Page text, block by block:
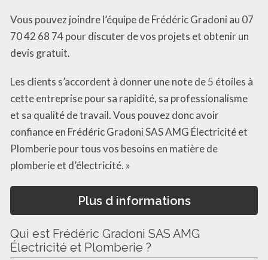
Vous pouvez joindre l’équipe de Frédéric Gradoni au 07
70 42 68 74 pour discuter de vos projets et obtenir un
devis gratuit.
Les clients s’accordent à donner une note de 5 étoiles à
cette entreprise pour sa rapidité, sa professionalisme
et sa qualité de travail. Vous pouvez donc avoir
confiance en Frédéric Gradoni SAS AMG Électricité et
Plomberie pour tous vos besoins en matière de
plomberie et d’électricité. »
Plus d informations
Qui est Frédéric Gradoni SAS AMG
Électricité et Plomberie ?